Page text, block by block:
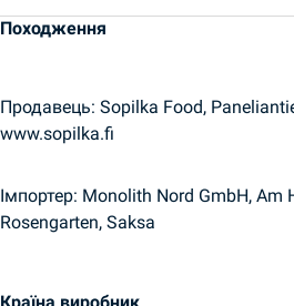
Походження
Продавець: Sopilka Food,
www.sopilka.fi
Імпортер: Monolith Nord GmbH, Am
Rosengarten, Saksa